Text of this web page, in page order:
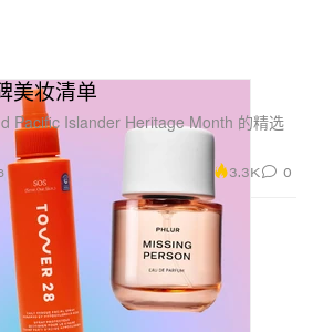
美妆清单
Pacific Islander Heritage Month 的精选
3.3K 0